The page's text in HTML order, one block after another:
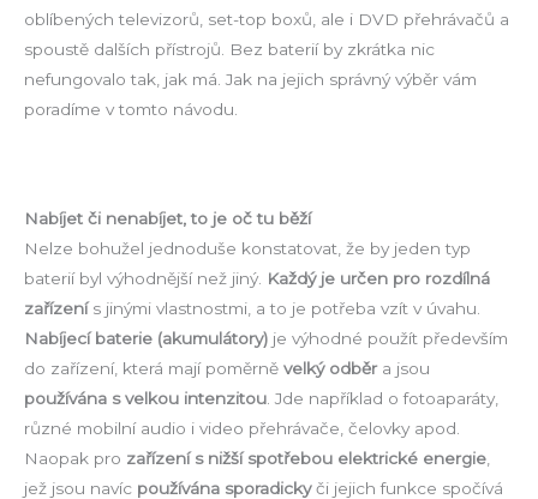
oblíbených televizorů, set-top boxů, ale i DVD přehrávačů a
spoustě dalších přístrojů. Bez baterií by zkrátka nic
nefungovalo tak, jak má. Jak na jejich správný výběr vám
poradíme v tomto návodu.
Nabíjet či nenabíjet, to je oč tu běží
Nelze bohužel jednoduše konstatovat, že by jeden typ
baterií byl výhodnější než jiný. Každý je určen pro rozdílná
zařízenís jinými vlastnostmi, a to je potřeba vzít v úvahu.
Nabíjecí baterie (akumulátory) je výhodné použít především
do zařízení, která mají poměrně velký odběra jsou
používána s velkou intenzitou . Jde například o fotoaparáty,
různé mobilní audio i video přehrávače, čelovky apod.
Naopak pro zařízení s nižší spotřebou elektrické energie
jež jsou navíc používána sporadickyči jejich funkce spočívá